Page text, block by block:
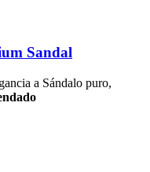
Sandal
a Sándalo puro,